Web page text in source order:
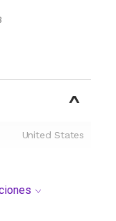
United States